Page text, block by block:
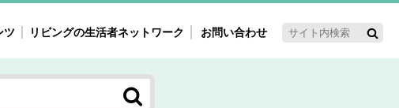
ツ
注目ターゲット・重点テーマ
リビングの生活者ネットワーク お問い合わせ